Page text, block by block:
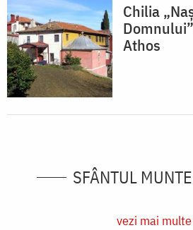
Chilia
Athos
SFÂNTUL
vezi mai